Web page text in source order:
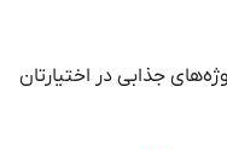
جذابی در اختیارتان